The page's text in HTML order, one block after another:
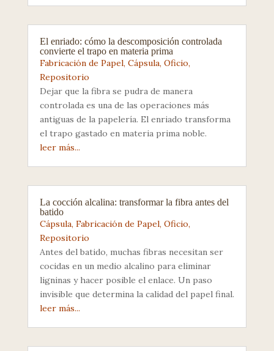
El enriado: cómo la descomposición controlada
convierte el trapo en materia prima
Fabricación de Papel, Cápsula, Oficio,
Repositorio
Dejar que la fibra se pudra de manera
controlada es una de las operaciones más
antiguas de la papelería. El enriado transforma
el trapo gastado en materia prima noble.
leer más...
La cocción alcalina: transformar la fibra antes del
batido
Cápsula, Fabricación de Papel, Oficio,
Repositorio
Antes del batido, muchas fibras necesitan ser
cocidas en un medio alcalino para eliminar
ligninas y hacer posible el enlace. Un paso
invisible que determina la calidad del papel final.
leer más...